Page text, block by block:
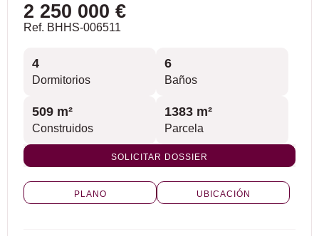
2 250 000 €
Ref. BHHS-006511
4
Dormitorios
6
Baños
509 m²
Construidos
1383 m²
Parcela
SOLICITAR DOSSIER
PLANO UBICACIÓN